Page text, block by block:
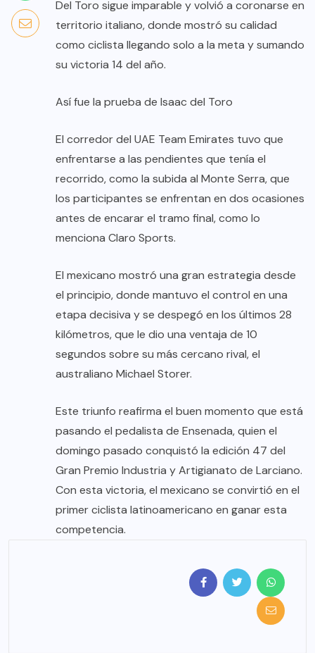
Del Toro sigue imparable y volvió a coronarse en
territorio italiano, donde mostró su calidad
como ciclista llegando solo a la meta y sumando
su victoria 14 del año.
Así fue la prueba de Isaac del Toro
El corredor del UAE Team Emirates tuvo que
enfrentarse a las pendientes que tenía el
recorrido, como la subida al Monte Serra, que
los participantes se enfrentan en dos ocasiones
antes de encarar el tramo final, como lo
menciona Claro Sports.
El mexicano mostró una gran estrategia desde
el principio, donde mantuvo el control en una
etapa decisiva y se despegó en los últimos 28
kilómetros, que le dio una ventaja de 10
segundos sobre su más cercano rival, el
australiano Michael Storer.
Este triunfo reafirma el buen momento que está
pasando el pedalista de Ensenada, quien el
domingo pasado conquistó la edición 47 del
Gran Premio Industria y Artigianato de Larciano.
Con esta victoria, el mexicano se convirtió en el
primer ciclista latinoamericano en ganar esta
competencia.